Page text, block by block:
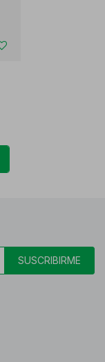
SUSCRIBIRME